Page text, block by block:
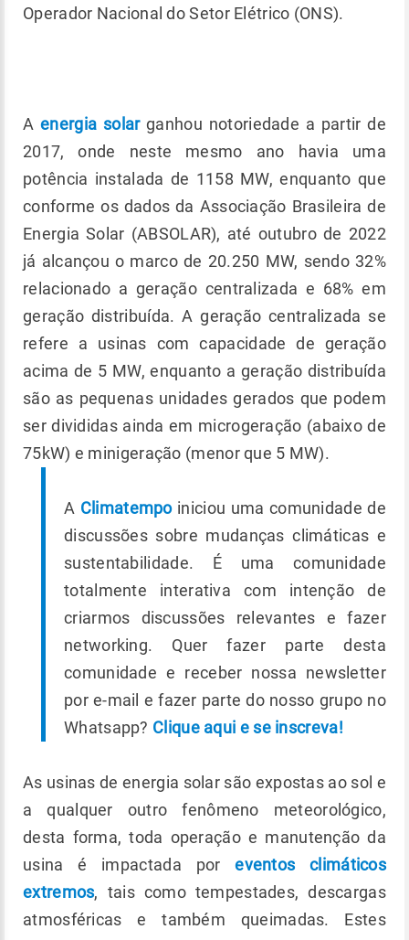
Operador Nacional do Setor Elétrico (ONS).
Aenergia solarganhou notoriedade a partir de
2017, onde neste mesmo ano havia uma
potência instalada de 1158 MW, enquanto que
conforme os dados da Associação Brasileira de
Energia Solar (ABSOLAR), até outubro de 2022
já alcançou o marco de 20.250 MW, sendo 32%
relacionado a geração centralizada e 68% em
geração distribuída. A geração centralizada se
refere a usinas com capacidade de geração
acima de 5 MW, enquanto a geração distribuída
são as pequenas unidades gerados que podem
ser divididas ainda em microgeração (abaixo de
75kW) e minigeração (menor que 5 MW).
A Climatempoiniciou uma comunidade de
discussões sobre mudanças climáticas e
sustentabilidade. É uma comunidade
totalmente interativa com intenção de
criarmos discussões relevantes e fazer
networking. Quer fazer parte desta
comunidade e receber nossa newsletter
por e-mail e fazer parte do nosso grupo no
Whatsapp? Clique aqui e se inscreva!
As usinas de energia solar são expostas ao sol e
a qualquer outro fenômeno meteorológico,
desta forma, toda operação e manutenção da
usina é impactada poreventos climáticos
extremos, tais como tempestades, descargas
atmosféricas e também queimadas. Estes